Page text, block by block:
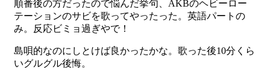
順番後の方だったので悩んだ挙句、AKBのヘビーロー
テーションのサビを歌ってやったった。英語パートの
み。反応ビミョ過ぎやで！
島唄的なのにしとけば良かったかな。歌った後10分くら
いグルグル後悔。